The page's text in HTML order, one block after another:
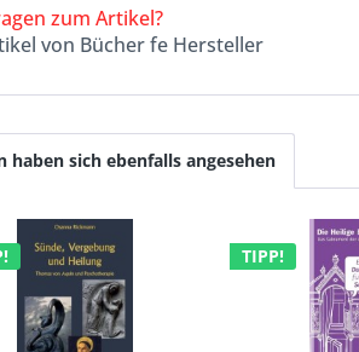
zum Artikel?
von Bücher fe Hersteller
haben sich ebenfalls angesehen
TIPP!